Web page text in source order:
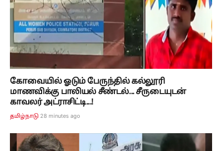
கோவையில் ஓடும் பேருந்தில் கல்லூரி
மாணவிக்கு பாலியல் சீண்டல்... சீருடையுடன்
காவலர் அட்ராசிட்டி...!
தமிழ்நாடு 28 minutes ago